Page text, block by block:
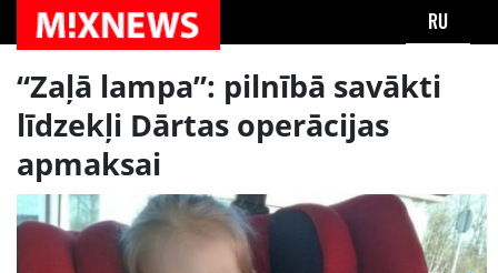
RU
“Zaļā lampa”: pilnībā savākti
līdzekļi Dārtas operācijas
apmaksai